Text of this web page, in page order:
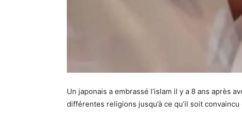
Un japonais a embrassé l’islam il y a 8 ans après
différentes religions jusqu’à ce qu’il soit